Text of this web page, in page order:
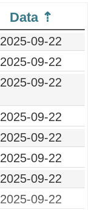
Data
2025-09-22
2025-09-22
2025-09-22
2025-09-22
2025-09-22
2025-09-22
2025-09-22
2025-09-22